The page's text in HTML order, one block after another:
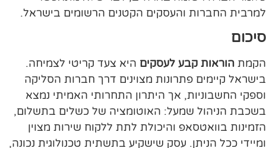
למרבית החברות והעסקים הקטנים הרשומים בישראל.
סיכום
הקמת הוראות קבע לעסקים היא צעד קריטי לצמיחה.
בישראל קיימים פתרונות מצוינים דרך חברות הסליקה
וספקי החשבוניות, אך היתרון התחרותי האמיתי נמצא
בשכבת הניהול שמעל: האוטומציה של כשלים בתשלום,
הזמינות בוואטסאפ והיכולת לתת ללקוח שירות מצוין
ומיידי ככל הניתן. עסק שישקיע בתשתית טכנולוגית נכונה,